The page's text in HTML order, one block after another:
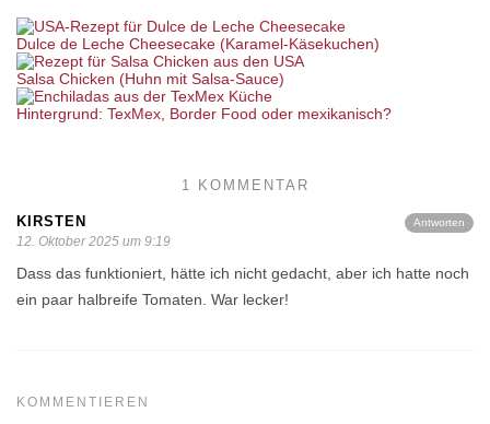
Dulce de Leche Cheesecake (Karamel-Käsekuchen)
Salsa Chicken (Huhn mit Salsa-Sauce)
Hintergrund: TexMex, Border Food oder mexikanisch?
1 KOMMENTAR
Antworten
KIRSTEN
12. Oktober 2025 um 9:19
Dass das funktioniert, hätte ich nicht gedacht, aber ich hatte noch
ein paar halbreife Tomaten. War lecker!
KOMMENTIEREN